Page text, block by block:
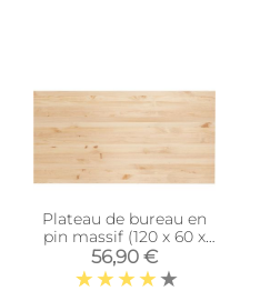
Plateau de bureau en
pin massif (120 x 60 x
1,8 cm)
56,90 €